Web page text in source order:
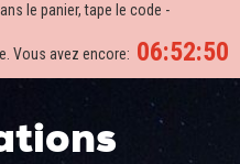
le panier, tape le code -
06:52:49
Vous avez encore: